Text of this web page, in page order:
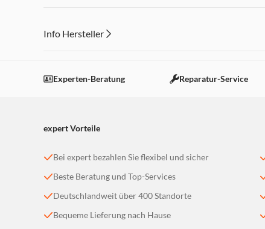
Setzen Sie auf praktische Ausstattung,
Info Hersteller
Einstellungen anpassen
Experten-Beratung Reparatur-Service
expert Vorteile
Bei expert bezahlen Sie flexibel und sicher
Beste Beratung und Top-Services
Deutschlandweit über 400 Standorte
Bequeme Lieferung nach Hause